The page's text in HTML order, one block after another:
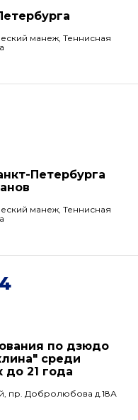
манеж, Теннисная
Петербурга
манеж, Теннисная
по дзюдо
среди
21 года
пр. Добролюбова д.18А